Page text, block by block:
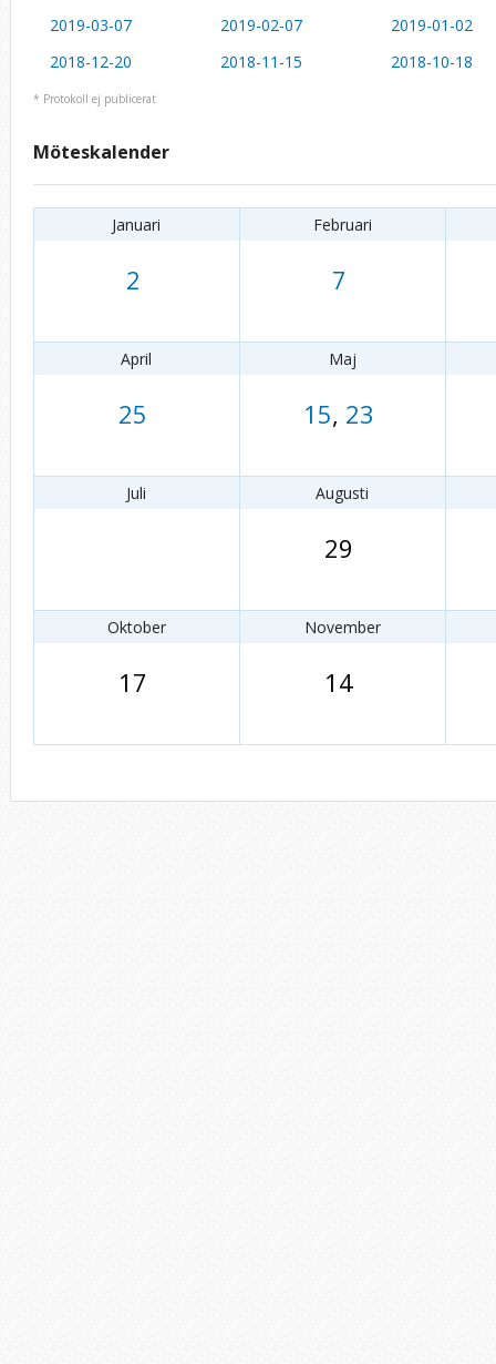
2019-03-07
2019-02-07
2019-01-02
2018-12-20
2018-11-15 2018-10-18
* Protokoll ej publicerat
Möteskalender
Januari
2
Februari
7
April
25
Maj
15, 23
Juli Augusti
29
Oktober
17
November
14